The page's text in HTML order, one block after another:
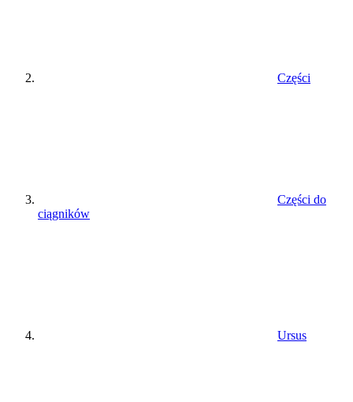
Części
Części do
ciągników
Ursus